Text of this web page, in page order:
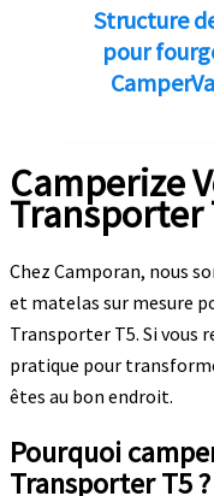
Structure
pour
Camperize
Transporter
Chez Camporan, nous
et matelas sur mesure
Transporter T5. Si vous
pratique pour
êtes au bon endroit.
Pourquoi
Transporter T5 ?